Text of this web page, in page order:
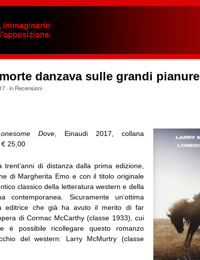
danzava sulle grandi pianure
· in Recensioni·
Dove, Einaudi 2017, collana
25,00
trent’anni di distanza dalla prima edizione,
di Margherita Emo e con il titolo originale
classico della letteratura western e della
contemporanea. Sicuramente un’ottima
editrice che già ha avuto il merito di far
di Cormac McCarthy (classe 1933), cui
è possibile ricollegare questo romanzo
del western: Larry McMurtry (classe